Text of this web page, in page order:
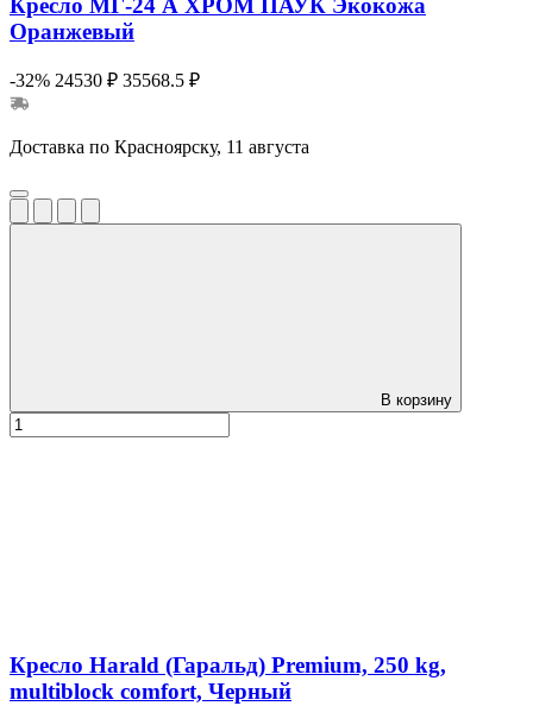
Кресло МГ-24 А ХРОМ ПАУК Экокожа
Оранжевый
-32% 24530 ₽ 35568.5 ₽
Доставка по Красноярску, 11 августа
В корзину
Кресло Harald (Гаральд) Premium, 250 kg,
multiblock comfort, Черный